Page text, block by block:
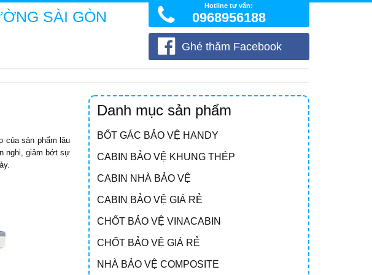
SÀI GÒN
Hotline tư vấn:
0968956188
Ghé thăm Facebook
của sản phẩm lâu
nghi, giảm bớt sự
Danh mục sản phẩm
BỐT GÁC BẢO VỆ HANDY
CABIN BẢO VỆ KHUNG THÉP
CABIN NHÀ BẢO VỆ
CABIN BẢO VỆ GIÁ RẺ
CHỐT BẢO VỆ VINACABIN
CHỐT BẢO VỆ GIÁ RẺ
NHÀ BẢO VỆ COMPOSITE